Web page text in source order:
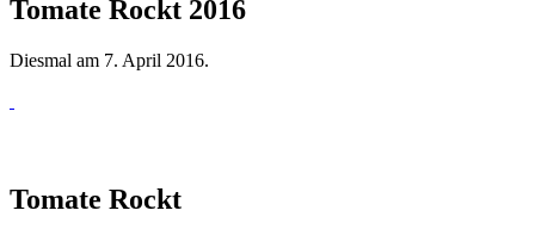
Tomate Rockt 2016
Diesmal am 7. April 2016.
Tomate Rockt